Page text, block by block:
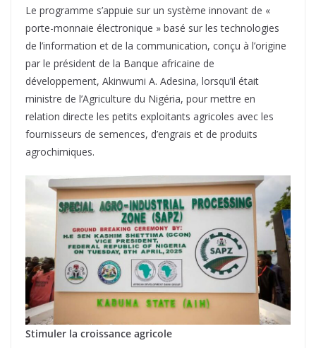
Le programme s’appuie sur un système innovant de «
porte-monnaie électronique » basé sur les technologies
de l’information et de la communication, conçu à l’origine
par le président de la Banque africaine de
développement, Akinwumi A. Adesina, lorsqu’il était
ministre de l’Agriculture du Nigéria, pour mettre en
relation directe les petits exploitants agricoles avec les
fournisseurs de semences, d’engrais et de produits
agrochimiques.
Stimuler la croissance agricole